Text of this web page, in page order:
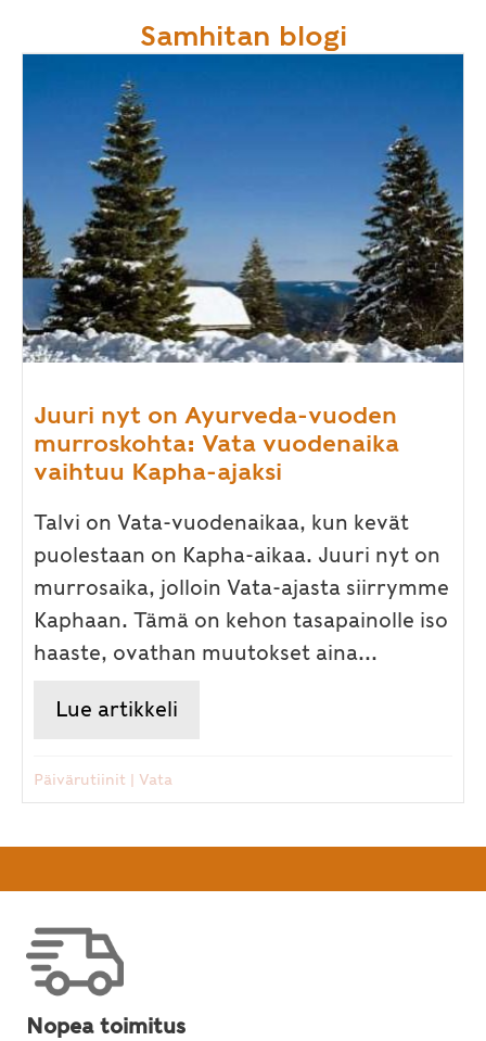
Samhitan blogi
Juuri nyt on Ayurveda-vuoden
murroskohta: Vata vuodenaika
vaihtuu Kapha-ajaksi
Talvi on Vata-vuodenaikaa, kun kevät
puolestaan on Kapha-aikaa. Juuri nyt on
murrosaika, jolloin Vata-ajasta siirrymme
Kaphaan. Tämä on kehon tasapainolle iso
haaste, ovathan muutokset aina...
Lue artikkeli
Päivärutiinit | Vata
Nopea toimitus